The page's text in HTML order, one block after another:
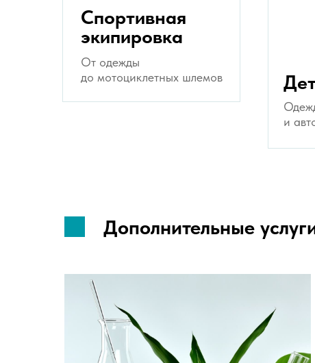
Спортивная
экипировка
От одежды
до мотоциклетных шлемов
и
Дополнительные